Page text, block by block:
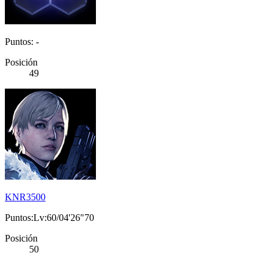
Puntos: -
Posición
49
KNR3500
Puntos:Lv:60/04'26"70
Posición
50